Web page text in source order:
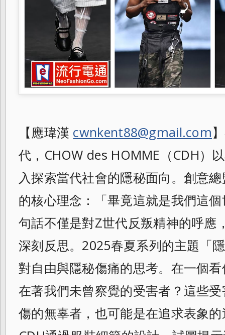
【應瑋漢 cwnkent88@gmail.com
代，CHOW des HOMME（CDH）
入探索當代社會的隱秘面向。創意
的核心理念：「畢竟這就是我們這
句話不僅是對Z世代反叛精神的呼應
深刻反思。 2025春夏系列的主題「
對自由與隱秘傷痛的思考。在一個
在著我們未曾察覺的受害者？這些
傷的無辜者，也可能是在追求表象